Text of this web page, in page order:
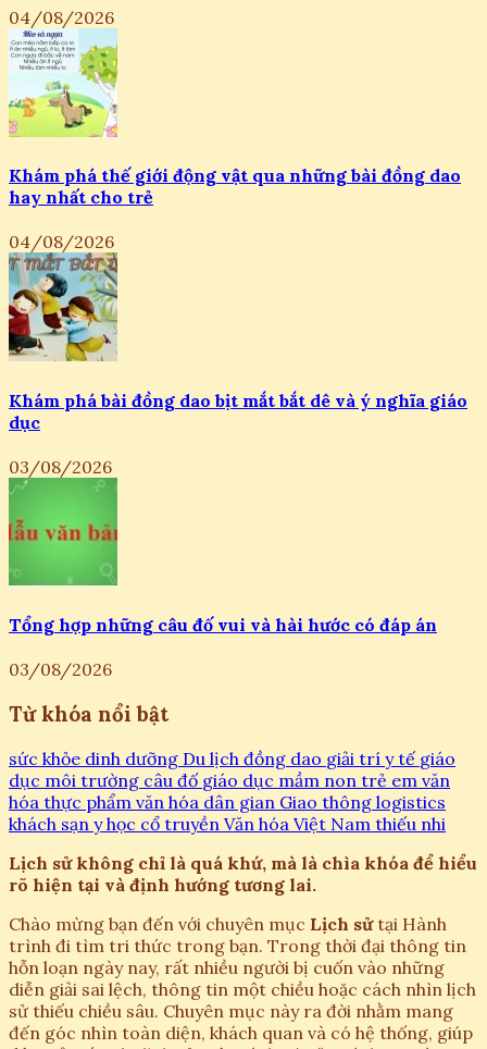
04/08/2026
Khám phá thế giới động vật qua những bài đồng dao
hay nhất cho trẻ
04/08/2026
Khám phá bài đồng dao bịt mắt bắt dê và ý nghĩa giáo
dục
03/08/2026
Tổng hợp những câu đố vui và hài hước có đáp án
03/08/2026
Từ khóa nổi bật
sức khỏe dinh dưỡng Du lịch đồng dao giải trí y tế giáo
dục môi trường câu đố giáo dục mầm non trẻ em văn
hóa thực phẩm văn hóa dân gian Giao thông logistics
khách sạn y học cổ truyền Văn hóa Việt Nam thiếu nhi
Lịch sử không chỉ là quá khứ, mà là chìa khóa để hiểu
rõ hiện tại và định hướng tương lai.
Chào mừng bạn đến với chuyên mục Lịch sửtại Hành
trình đi tìm tri thức trong bạn. Trong thời đại thông tin
hỗn loạn ngày nay, rất nhiều người bị cuốn vào những
diễn giải sai lệch, thông tin một chiều hoặc cách nhìn lịch
sử thiếu chiều sâu. Chuyên mục này ra đời nhằm mang
đến góc nhìn toàn diện, khách quan và có hệ thống, giúp